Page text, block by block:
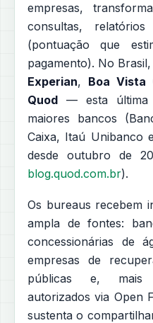
empresas,
consultas,
(pontuação que
pagamento). No
Experian, Boa Vista
Quod — esta última
maiores bancos
Caixa, Itaú Unibanco
desde outubro de
blog.quod.com.br).
Os bureaus recebem
ampla de fontes:
concessionárias de
empresas de
públicas e, mais
autorizados via Open
sustenta o